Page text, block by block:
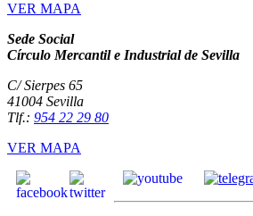
VER MAPA
Sede Social
Círculo Mercantil e Industrial de Sevilla
C/ Sierpes 65
41004 Sevilla
Tlf.: 954 22 29 80
VER MAPA